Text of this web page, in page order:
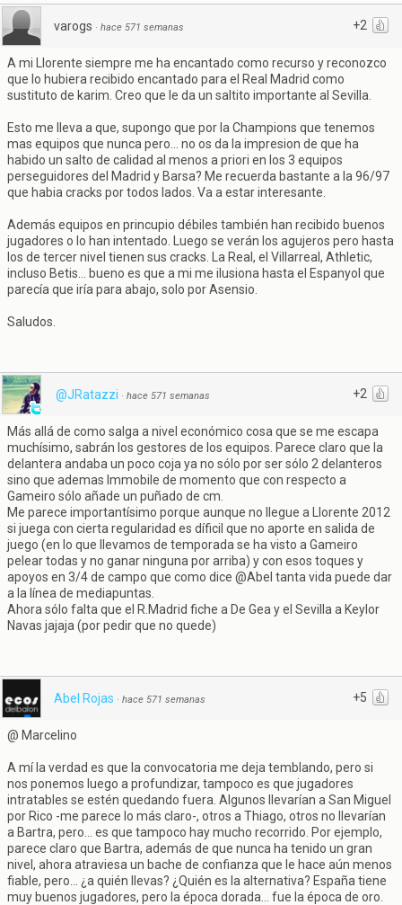
+2
varogs · hace 571 semanas
A mi Llorente siempre me ha encantado como recurso y reconozco
que lo hubiera recibido encantado para el Real Madrid como
sustituto de karim. Creo que le da un saltito importante al Sevilla.
Esto me lleva a que, supongo que por la Champions que tenemos
mas equipos que nunca pero... no os da la impresion de que ha
habido un salto de calidad al menos a priori en los 3 equipos
perseguidores del Madrid y Barsa? Me recuerda bastante a la 96/97
que habia cracks por todos lados. Va a estar interesante.
Además equipos en princupio débiles también han recibido buenos
jugadores o lo han intentado. Luego se verán los agujeros pero hasta
los de tercer nivel tienen sus cracks. La Real, el Villarreal, Athletic,
incluso Betis... bueno es que a mi me ilusiona hasta el Espanyol que
parecía que iría para abajo, solo por Asensio.
Saludos.
+2
@JRatazzi · hace 571 semanas
Más allá de como salga a nivel económico cosa que se me escapa
muchísimo, sabrán los gestores de los equipos. Parece claro que la
delantera andaba un poco coja ya no sólo por ser sólo 2 delanteros
sino que ademas Immobile de momento que con respecto a
Gameiro sólo añade un puñado de cm.
Me parece importantísimo porque aunque no llegue a Llorente 2012
si juega con cierta regularidad es díficil que no aporte en salida de
juego (en lo que llevamos de temporada se ha visto a Gameiro
pelear todas y no ganar ninguna por arriba) y con esos toques y
apoyos en 3/4 de campo que como dice @Abel tanta vida puede dar
a la línea de mediapuntas.
Ahora sólo falta que el R.Madrid fiche a De Gea y el Sevilla a Keylor
Navas jajaja (por pedir que no quede)
+5
Abel Rojas · hace 571 semanas
@ Marcelino
A mí la verdad es que la convocatoria me deja temblando, pero si
nos ponemos luego a profundizar, tampoco es que jugadores
intratables se estén quedando fuera. Algunos llevarían a San Miguel
por Rico -me parece lo más claro-, otros a Thiago, otros no llevarían
a Bartra, pero... es que tampoco hay mucho recorrido. Por ejemplo,
parece claro que Bartra, además de que nunca ha tenido un gran
nivel, ahora atraviesa un bache de confianza que le hace aún menos
fiable, pero... ¿a quién llevas? ¿Quién es la alternativa? España tiene
muy buenos jugadores, pero la época dorada... fue la época de oro.